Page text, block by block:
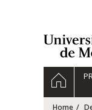
HOME
Home